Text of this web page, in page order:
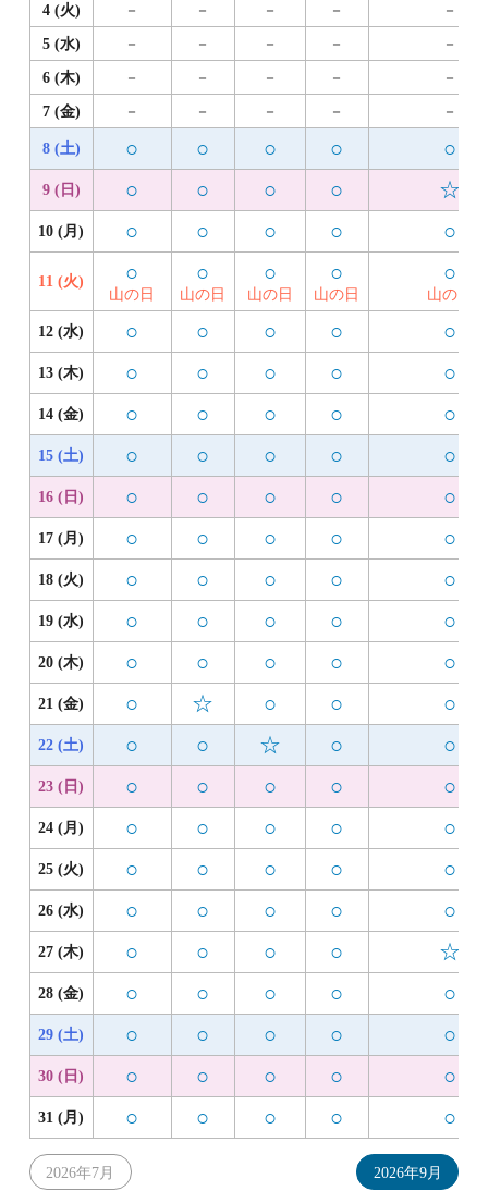
4 (火)
－ － － －
－
5 (水)
－ － － －
－
6 (木)
－ － － －
－
7 (金)
－ － － － －
8 (土) ○ ○ ○ ○ ○
9 (日) ○ ○ ○ ○ ☆
10 (月) ○ ○ ○ ○ ○
11 (火) ○
山の日
○
山の日
○
山の日
○
山の日
○
山の日
12 (水) ○ ○ ○ ○ ○
13 (木) ○ ○ ○ ○ ○
14 (金) ○ ○ ○ ○ ○
15 (土) ○ ○ ○ ○ ○
16 (日) ○ ○ ○ ○ ○
17 (月) ○ ○ ○ ○ ○
18 (火) ○ ○ ○ ○ ○
19 (水) ○ ○ ○ ○ ○
20 (木) ○ ○ ○ ○ ○
21 (金) ○ ☆ ○ ○ ○
22 (土) ○ ○ ☆ ○ ○
23 (日) ○ ○ ○ ○ ○
24 (月) ○ ○ ○ ○ ○
25 (火) ○ ○ ○ ○ ○
26 (水) ○ ○ ○ ○ ○
27 (木) ○ ○ ○ ○ ☆
28 (金) ○ ○ ○ ○ ○
29 (土) ○ ○ ○ ○ ○
30 (日) ○ ○ ○ ○ ○
31 (月) ○ ○ ○ ○ ○
2026年7月 2026年9月